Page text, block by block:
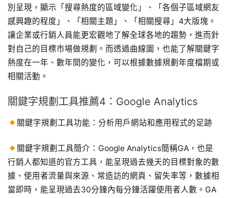
別呈現，顯示「搜尋熱度的區域變化」、「各個子區域網友
感興趣的程度」、「相關主題」、「相關搜尋」4大版塊。
讓企業或行銷人員能更宏觀地了解全球各地的趨勢，進而針
對自己的目標市場做規劃。而透過曲線圖，也能了解關鍵字
熱度在一年、數年間的變化，可以根據數據規劃年度檔期或
相關活動。
關鍵字規劃工具推薦4：Google Analytics
關鍵字規劃工具功能：分析用戶網站和應用程式的足跡
關鍵字規劃工具簡介：Google Analytics簡稱GA，也是
行銷人都知道的官方工具，能呈現過去幾天的目標對象的數
據、使用者流量與來源、常造訪的網頁、留失率等，數據相
當即時，能呈現過去30分鐘內每分鐘活躍使用者人數。GA